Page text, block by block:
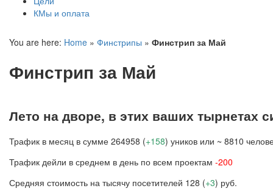
КМы и оплата
You are here: Home » Финстрипы » Финстрип за Май
Финстрип за Май
Лето на дворе, в этих ваших тырнетах
Трафик в месяц в сумме 264958 (+158) уников или ~ 8810
Трафик дейли в среднем в день по всем проектам -200
Средняя стоимость на тысячу посетителей 128 (+3) руб.